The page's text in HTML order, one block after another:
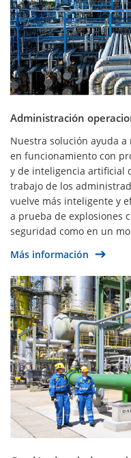
Administración
Nuestra solución ayuda
en funcionamiento con
y de inteligencia artificial
trabajo de los
vuelve más inteligente y
a prueba de explosiones
seguridad como en un
Más información